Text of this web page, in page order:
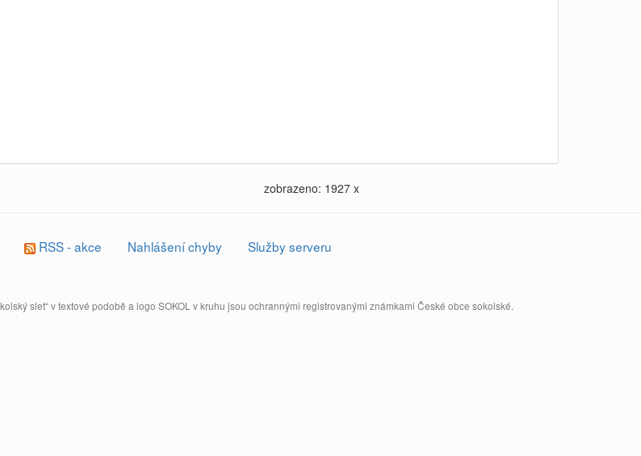
zobrazeno: 1927 x
RSS - akce Nahlášení chyby
Služby serveru
slet“ v textové podobě a logo SOKOL v kruhu jsou ochrannými registrovanými známkami České obce sokolské.